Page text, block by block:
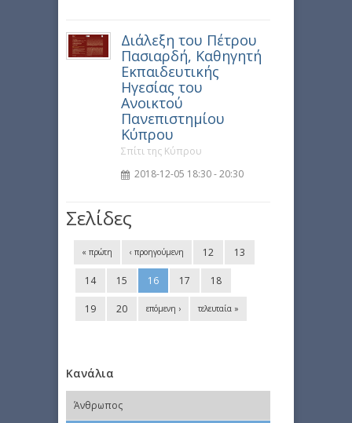
Διάλεξη του Πέτρου
Πασιαρδή, Καθηγητή
Εκπαιδευτικής
Ηγεσίας του
Ανοικτού
Πανεπιστημίου
Κύπρου
Σπίτι της Κύπρου
2018-12-05 18:30 - 20:30
Σελίδες
« πρώτη ‹ προηγούμενη 12 13
14 15 16 17 18
19 20 επόμενη › τελευταία »
Κανάλια
Άνθρωπος